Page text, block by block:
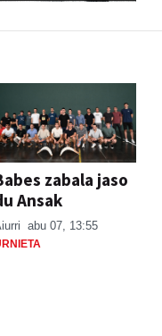
zabala jaso
Ansak
abu 07, 13:55